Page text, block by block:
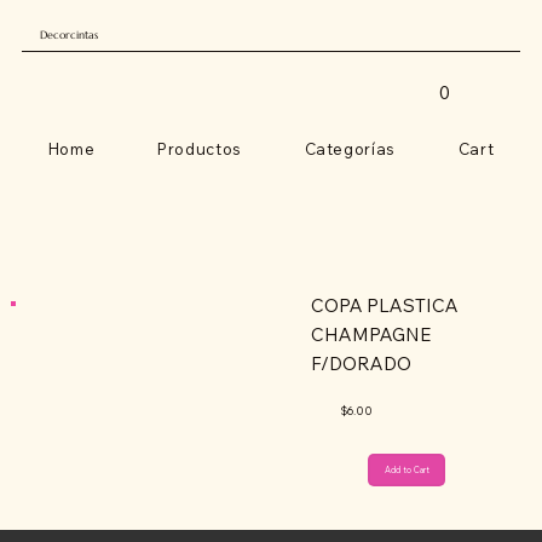
Decorcintas
Home Productos Categorías Cart
0
Add to Cart
COPA PLASTICA
CHAMPAGNE
F/DORADO
$6.00